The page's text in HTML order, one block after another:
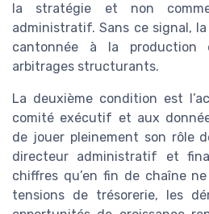
la stratégie et non comme
administratif. Sans ce signal,
cantonnée à la production
arbitrages structurants.
La deuxième condition est
comité exécutif et aux
de jouer pleinement son rôle
directeur administratif et
chiffres qu’en fin de chaîne
tensions de trésorerie, les